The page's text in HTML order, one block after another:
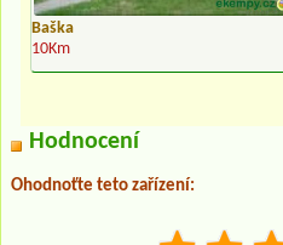
Baška
10Km
Hodnocení
Ohodnoťte teto zařízení: